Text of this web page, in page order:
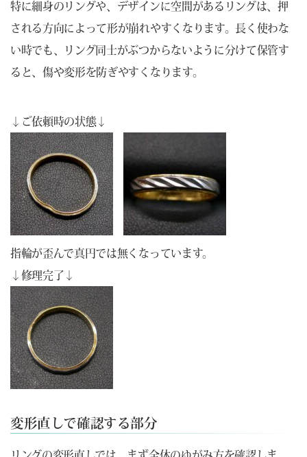
特に細身のリングや、デザインに空間があるリングは、押
される方向によって形が崩れやすくなります。長く使わな
い時でも、リング同士がぶつからないように分けて保管す
ると、傷や変形を防ぎやすくなります。
↓ご依頼時の状態↓
指輪が歪んで真円では無くなっています。
↓修理完了↓
変形直しで確認する部分
リングの変形直しでは、まず全体のゆがみ方を確認しま